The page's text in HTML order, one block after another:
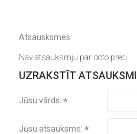
Atsausksmes
Nav atsauksmju par doto preci.
UZRAKSTĪT ATSAUKSMI
Jūsu vārds:
Jūsu atsauksme: